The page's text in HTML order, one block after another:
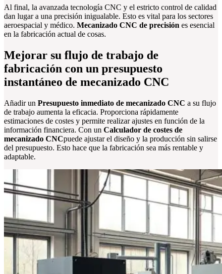
Al final, la avanzada tecnología CNC y el estricto control de calidad
dan lugar a una precisión inigualable. Esto es vital para los sectores
aeroespacial y médico. Mecanizado CNC de precisión es esencial
en la fabricación actual de cosas.
Mejorar su flujo de trabajo de
fabricación con un presupuesto
instantáneo de mecanizado CNC
Añadir un Presupuesto inmediato de mecanizado CNC a su flujo
de trabajo aumenta la eficacia. Proporciona rápidamente
estimaciones de costes y permite realizar ajustes en función de la
información financiera. Con un Calculador de costes de
mecanizado CNCpuede ajustar el diseño y la producción sin salirse
del presupuesto. Esto hace que la fabricación sea más rentable y
adaptable.